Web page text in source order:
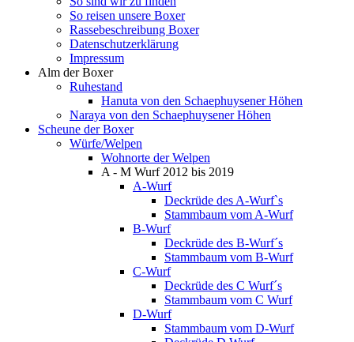
So reisen unsere Boxer
Rassebeschreibung Boxer
Datenschutzerklärung
Impressum
Alm der Boxer
Ruhestand
Hanuta von den Schaephuysener Höhen
Naraya von den Schaephuysener Höhen
Scheune der Boxer
Würfe/Welpen
Wohnorte der Welpen
A - M Wurf 2012 bis 2019
A-Wurf
Deckrüde des A-Wurf`s
Stammbaum vom A-Wurf
B-Wurf
Deckrüde des B-Wurf´s
Stammbaum vom B-Wurf
C-Wurf
Deckrüde des C Wurf´s
Stammbaum vom C Wurf
D-Wurf
Stammbaum vom D-Wurf